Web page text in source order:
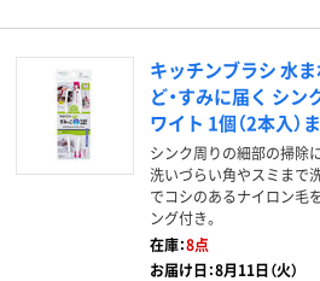
キッチンブラシ 水
ど・すみに届く シ
ワイト 1個（2本入）
シンク周りの細部の掃除
洗いづらい角やスミまで
でコシのあるナイロン毛
ング付き。
在庫：8点
お届け日：8月11日（火）